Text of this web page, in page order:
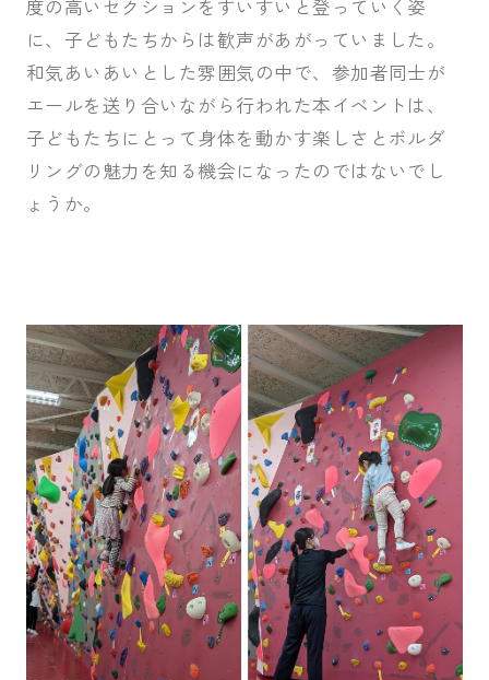
度の高いセクションをすいすいと登っていく姿
に、子どもたちからは歓声があがっていました。
和気あいあいとした雰囲気の中で、参加者同士が
エールを送り合いながら行われた本イベントは、
子どもたちにとって身体を動かす楽しさとボルダ
リングの魅力を知る機会になったのではないでし
ょうか。